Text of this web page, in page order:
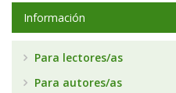
Información
Para lectores/as
Para autores/as